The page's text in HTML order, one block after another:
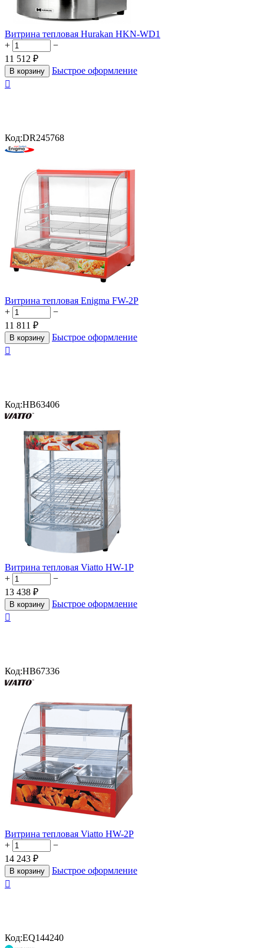
Витрина тепловая Hurakan HKN-WD1
+
−
11 512 ₽
В корзину
Быстрое оформление

Код:DR245768
Витрина тепловая Enigma FW-2P
+
−
11 811 ₽
В корзину
Быстрое оформление

Код:HB63406
Витрина тепловая Viatto HW-1P
+
−
13 438 ₽
В корзину
Быстрое оформление

Код:HB67336
Витрина тепловая Viatto HW-2P
+
−
14 243 ₽
В корзину
Быстрое оформление

Код:EQ144240